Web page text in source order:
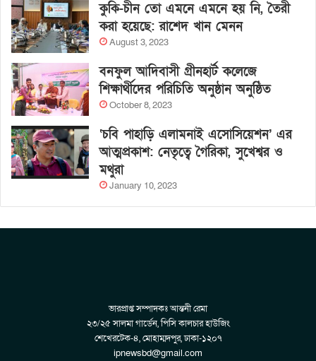
কুকি-চীন তো এমনে এমনে হয় নি, তৈরী
করা হয়েছে: রাশেদ খান মেনন
August 3, 2023
বনফুল আদিবাসী গ্রীনহার্ট কলেজে
শিক্ষার্থীদের পরিচিতি অনুষ্ঠান অনুষ্ঠিত
October 8, 2023
‘চবি পাহাড়ি এলামনাই এসোসিয়েশন’ এর
আত্মপ্রকাশ: নেতৃত্বে গৈরিকা, সুখেশ্বর ও
মথুরা
January 10, 2023
ভারপ্রাপ্ত সম্পাদকঃ আন্তনী রেমা
২৩/২৫ সালমা গার্ডেন, পিসি কালচার হাউজিং
শেখেরটেক-৪, মোহাম্মদপুর, ঢাকা-১২০৭
ipnewsbd@gmail.com